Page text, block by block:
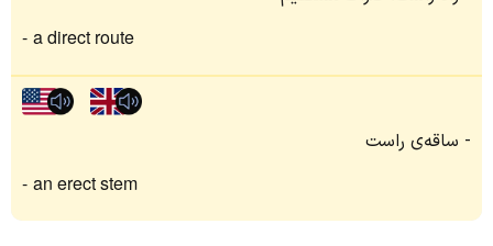
a direct route
ساقه‌ی راست
an erect stem